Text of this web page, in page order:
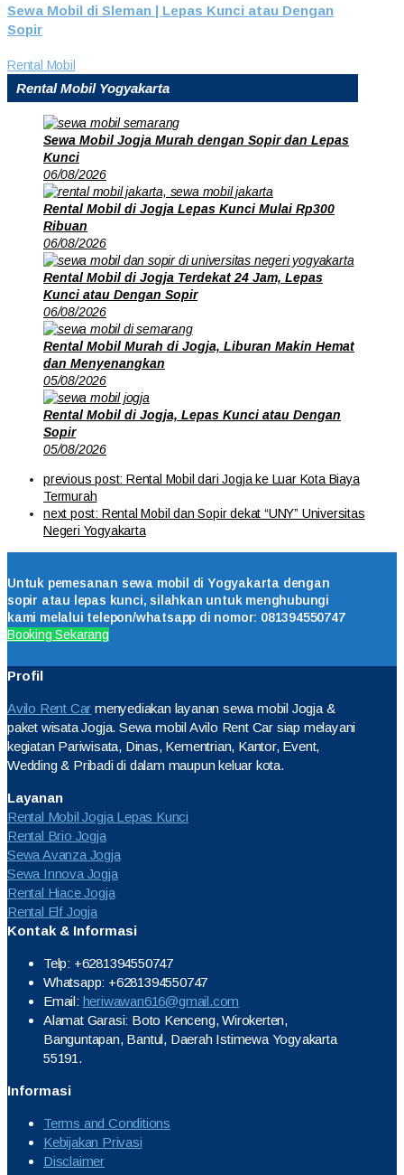
Sewa Mobil di Sleman | Lepas Kunci atau Dengan
Sopir
Rental Mobil
Rental Mobil Yogyakarta
Sewa Mobil Jogja Murah dengan Sopir dan Lepas
Kunci
06/08/2026
Rental Mobil di Jogja Lepas Kunci Mulai Rp300
Ribuan
06/08/2026
Rental Mobil di Jogja Terdekat 24 Jam, Lepas
Kunci atau Dengan Sopir
06/08/2026
Rental Mobil Murah di Jogja, Liburan Makin Hemat
dan Menyenangkan
05/08/2026
Rental Mobil di Jogja, Lepas Kunci atau Dengan
Sopir
05/08/2026
previous post:Rental Mobil dari Jogja ke Luar Kota Biaya
Termurah
next post: Rental Mobil dan Sopir dekat “UNY” Universitas
Negeri Yogyakarta
Untuk pemesanan sewa mobil di Yogyakarta dengan
sopir atau lepas kunci, silahkan untuk menghubungi
kami melalui telepon/whatsapp di nomor: 081394550747
Booking Sekarang
Profil
Avilo Rent Car menyediakan layanan sewa mobil Jogja &
paket wisata Jogja. Sewa mobil Avilo Rent Car siap melayani
kegiatan Pariwisata, Dinas, Kementrian, Kantor, Event,
Wedding & Pribadi di dalam maupun keluar kota.
Layanan
Rental Mobil Jogja Lepas Kunci
Rental Brio Jogja
Sewa Avanza Jogja
Sewa Innova Jogja
Rental Hiace Jogja
Rental Elf Jogja
Kontak & Informasi
Telp: +6281394550747
Whatsapp: +6281394550747
Email: heriwawan616@gmail.com
Alamat Garasi: Boto Kenceng, Wirokerten,
Banguntapan, Bantul, Daerah Istimewa Yogyakarta
55191.
Informasi
Terms and Conditions
Kebijakan Privasi
Disclaimer